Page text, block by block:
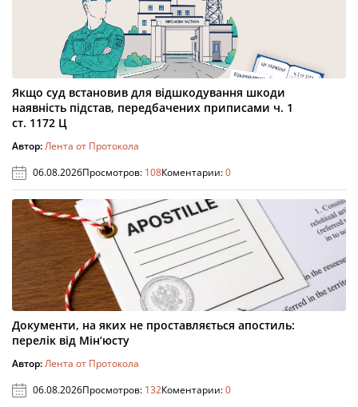
Якщо суд встановив для відшкодування шкоди
наявність підстав, передбачених приписами ч. 1
ст. 1172 Ц
Автор:Лента от Протокола
06.08.2026Просмотров: 108Коментарии:0
Документи, на яких не проставляється апостиль:
перелік від Мін’юсту
Автор:Лента от Протокола
06.08.2026Просмотров: 132Коментарии:0